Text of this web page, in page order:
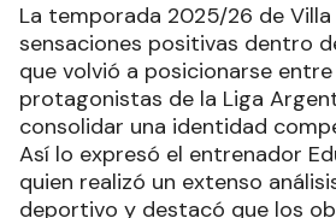
La temporada 2025/26 de
sensaciones positivas dentro
que volvió a posicionarse
protagonistas de la Liga
consolidar una identidad
Así lo expresó el entrenador
quien realizó un extenso
deportivo y destacó que los